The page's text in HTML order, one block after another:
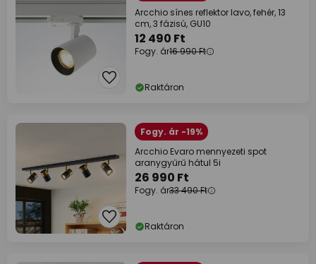
Arcchio sínes reflektor Iavo, fehér, 13
cm, 3 fázisú, GU10
12 490 Ft
Fogy. ár16 990 Ft
Raktáron
Fogy. ár -19%
Arcchio Evaro mennyezeti spot
aranygyűrű hátul 5i
26 990 Ft
Fogy. ár33 490 Ft
Raktáron